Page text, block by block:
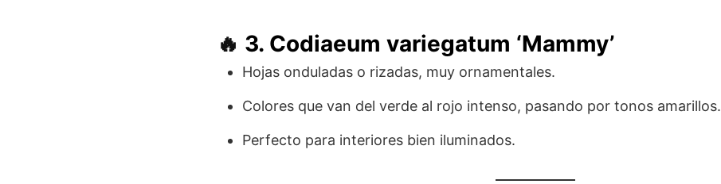
🔥 3. Codiaeum variegatum ‘Mammy’
Hojas onduladas o rizadas, muy ornamentales.
Colores que van del verde al rojo intenso, pasando por tonos amarillos.
Perfecto para interiores bien iluminados.